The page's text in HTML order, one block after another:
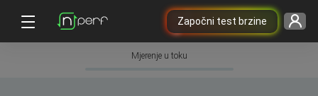
Započni test brzine
Mjerenje u toku